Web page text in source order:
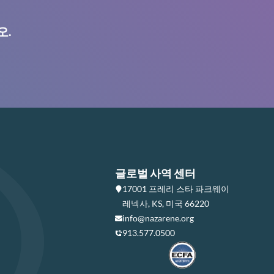
.
글로벌 사역 센터
17001 프레리 스타 파크웨이
레넥사, KS, 미국 66220
info@nazarene.org
913.577.0500